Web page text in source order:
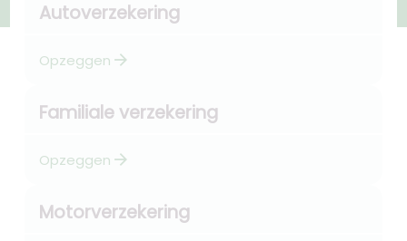
Autoverzekering
Opzeggen arrow_forward
Familiale verzekering
Opzeggen arrow_forward
Motorverzekering